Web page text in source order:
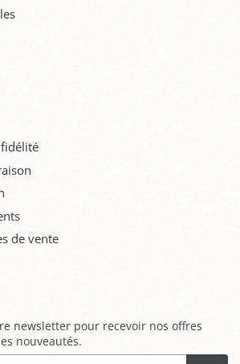
de vente
newsletter pour recevoir nos offres
nouveautés.